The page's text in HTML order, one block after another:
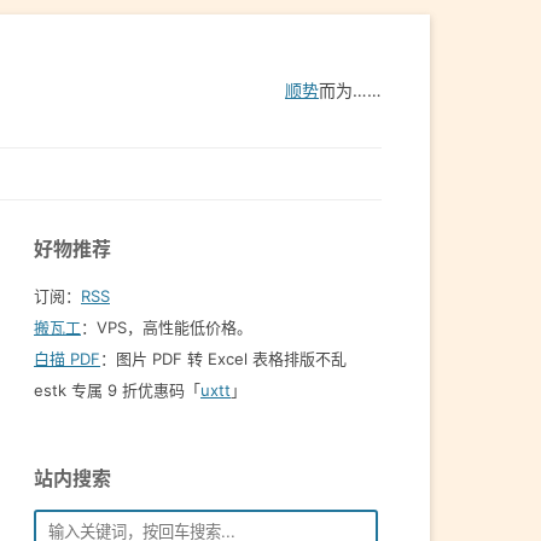
顺势而为……
好物推荐
订阅： RSS
搬瓦工：VPS，高性能低价格。️
白描 PDF：图片 PDF 转 Excel 表格排版不乱
estk 专属 9 折优惠码「uxtt 」
站内搜索